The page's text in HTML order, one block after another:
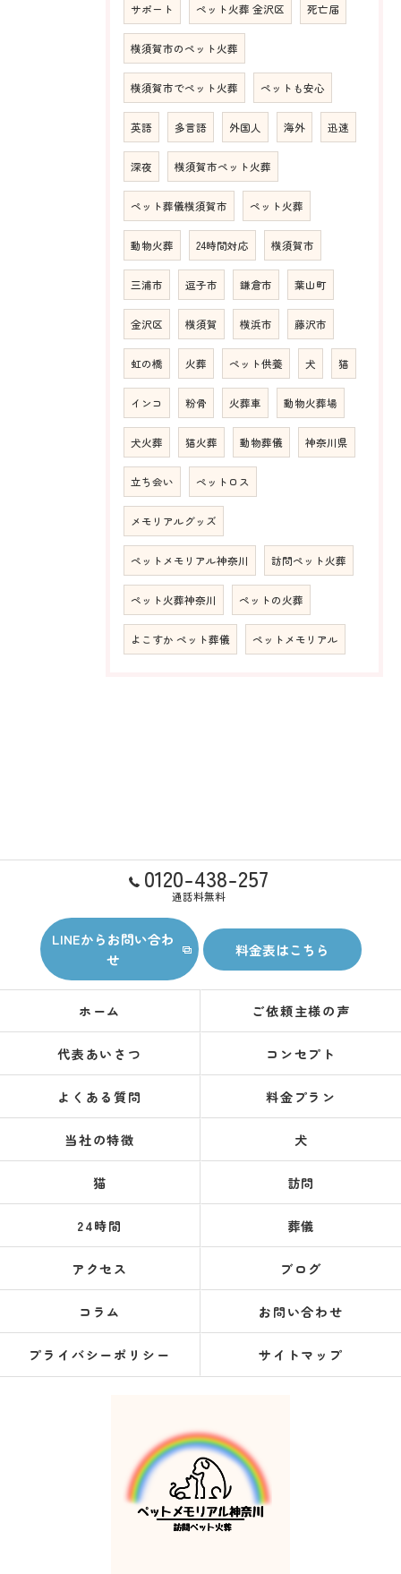
サポート ペット火葬 金沢区 死亡届
横須賀市のペット火葬
横須賀市でペット火葬 ペットも安心
英語 多言語 外国人 海外 迅速
深夜 横須賀市ペット火葬
ペット葬儀横須賀市 ペット火葬
動物火葬 24時間対応 横須賀市
三浦市 逗子市 鎌倉市 葉山町
金沢区 横須賀 横浜市 藤沢市
虹の橋 火葬 ペット供養 犬 猫
インコ 粉骨 火葬車 動物火葬場
犬火葬 猫火葬 動物葬儀 神奈川県
立ち会い ペットロス
メモリアルグッズ
ペットメモリアル神奈川 訪問ペット火葬
ペット火葬神奈川 ペットの火葬
よこすか ペット葬儀 ペットメモリアル
0120-438-257
通話料無料
LINEからお問い合わ
せ
料金表はこちら
ホーム ご依頼主様の声
代表あいさつ コンセプト
よくある質問 料金プラン
当社の特徴 犬
猫 訪問
24時間 葬儀
アクセス ブログ
コラム お問い合わせ
プライバシーポリシー サイトマップ